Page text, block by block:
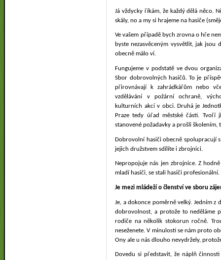
Já vždycky říkám, že každý dělá něco.
skály, no a my si hrajeme na hasiče
Ve vašem případě bych zrovna o hře
byste nezasvěceným vysvětlit, jak
obecně málo ví.
Fungujeme v podstatě ve dvou
Sbor dobrovolných hasičů. To je
přirovnávají k zahrádkářům nebo
vzdělávání v požární ochraně,
kulturních akcí v obci. Druhá je
Praze tedy úřad městské části.
stanovené požadavky a prošli školením,
Dobrovolní hasiči obecně spolupracují
jejich družstvem sdílíte i zbrojnici.
Nepropojuje nás jen zbrojnice. Z
mladí hasiči, se stali hasiči
Je mezi mládeží o členství ve sboru
Je, a dokonce poměrně velký. Jedním z
dobrovolnost, a protože to neděláme
rodiče na několik stokorun ročně.
neseženete. V minulosti se nám proto
Ony ale u nás dlouho nevydržely,
Dovedu si představit, že náplň